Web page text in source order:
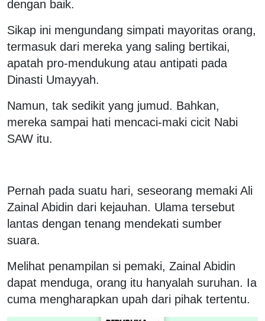
dengan baik.
Sikap ini mengundang simpati mayoritas orang,
termasuk dari mereka yang saling bertikai,
apatah pro-mendukung atau antipati pada
Dinasti Umayyah.
Namun, tak sedikit yang jumud. Bahkan,
mereka sampai hati mencaci-maki cicit Nabi
SAW itu.
Pernah pada suatu hari, seseorang memaki Ali
Zainal Abidin dari kejauhan. Ulama tersebut
lantas dengan tenang mendekati sumber
suara.
Melihat penampilan si pemaki, Zainal Abidin
dapat menduga, orang itu hanyalah suruhan. Ia
cuma mengharapkan upah dari pihak tertentu.